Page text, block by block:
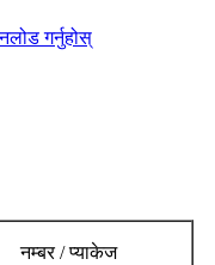
गर्नुहोस्
नम्बर / प्याकेज